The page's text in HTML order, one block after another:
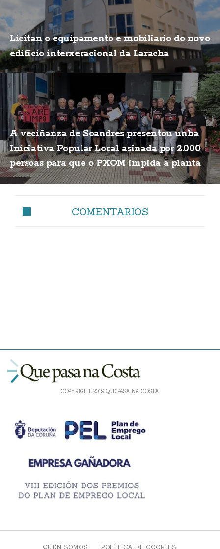
Licitan o equipamento e mobiliario do novo
edificio interxeracional da Laracha
A veciñanza de Soandres presentou unha
Iniciativa Popular Local asinada por 2.000
persoas para que o PXOM impida a planta
de biogás
COMENTARIOS
COPYRIGHT 2019 QUE PASA NA COSTA
QUEN SOMOS POLÍTICA DE COOKIES